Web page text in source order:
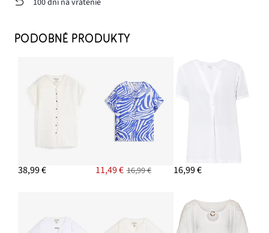
100 dní na vrátenie
PODOBNÉ PRODUKTY
38,99 € 11,49 € 16,99 € 16,99 €